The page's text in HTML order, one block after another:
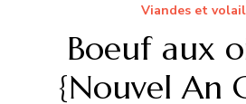
Viandes et
Boeuf aux
{Nouvel An